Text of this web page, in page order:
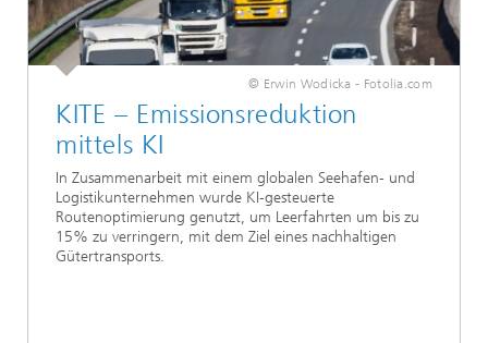
© Erwin Wodicka - Fotolia.com
KITE – Emissionsreduktion
mittels KI
In Zusammenarbeit mit einem globalen Seehafen- und
Logistikunternehmen wurde KI-gesteuerte
Routenoptimierung genutzt, um Leerfahrten um bis zu
15% zu verringern, mit dem Ziel eines nachhaltigen
Gütertransports.